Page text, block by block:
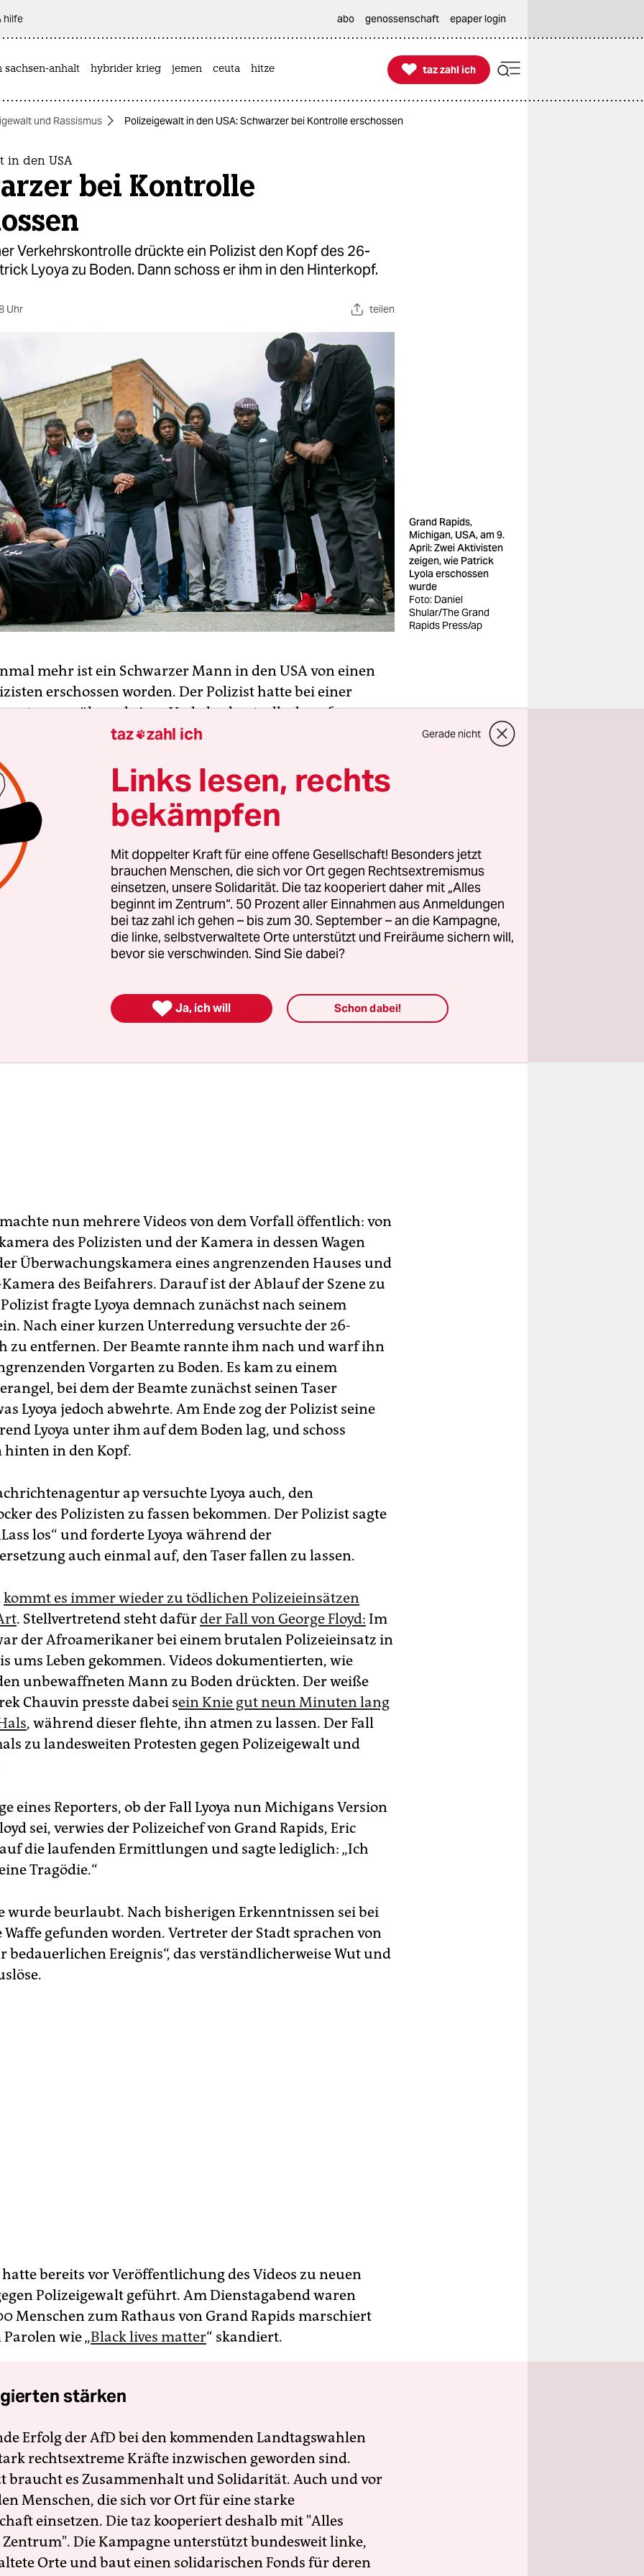
hilfe abo genossenschaft epaper login
sachsen-anhalt hybrider krieg jemen ceuta hitze 
taz zahl ich
taz zahl ich
und Rassismus Polizeigewalt in den USA: Schwarzer bei Kontrolle erschossen
in den USA
bei Kontrolle
Verkehrskontrolle drückte ein Polizist den Kopf des 26-
Lyoya zu Boden. Dann schoss er ihm in den Hinterkopf.
Uhr teilen
Grand Rapids,
Michigan, USA, am 9.
April: Zwei Aktivisten
zeigen, wie Patrick
Lyola erschossen
wurde
Foto: Daniel
Shular/The Grand
Rapids Press/ap
mehr ist ein Schwarzer Mann in den USA von einen
erschossen worden. Der Polizist hatte bei einer
während einer Verkehrskontrolle den 26-
Lyoya mit dem Gesicht nach unten zu Boden gedrückt
in den Hinterkopf geschossen. Das geht aus vier Videos
Zwischenfall in der vergangenen Woche hervor, die
Mittwoch veröffentlichte.
4. April erschossen worden, nachdem ihn ein Polizist in
im US-Bundesstaat Michigan angehalten hatte. Grund
Polizei, dass sein Nummernschild nicht zu seinem Auto
der Videos, das die Polizei veröffentlichte, wurde von
aufgenommen, die mit Lyoya im Auto saß.
nun mehrere Videos von dem Vorfall öffentlich: von
des Polizisten und der Kamera in dessen Wagen
Überwachungskamera eines angrenzenden Hauses und
des Beifahrers. Darauf ist der Ablauf der Szene zu
fragte Lyoya demnach zunächst nach seinem
Nach einer kurzen Unterredung versuchte der 26-
zu entfernen. Der Beamte rannte ihm nach und warf ihn
Vorgarten zu Boden. Es kam zu einem
bei dem der Beamte zunächst seinen Taser
Lyoya jedoch abwehrte. Am Ende zog der Polizist seine
Lyoya unter ihm auf dem Boden lag, und schoss
hinten in den Kopf.
ap versuchte Lyoya auch, den
des Polizisten zu fassen bekommen. Der Polizist sagte
los“ und forderte Lyoya während der
auch einmal auf, den Taser fallen zu lassen.
kommt es immer wieder zu tödlichen Polizeieinsätzen
. Stellvertretend steht dafürder Fall von George Floyd: Im
der Afroamerikaner bei einem brutalen Polizeieinsatz in
ums Leben gekommen. Videos dokumentierten, wie
unbewaffneten Mann zu Boden drückten. Der weiße
Chauvin presste dabei sein Knie gut neun Minuten lang
, während dieser flehte, ihn atmen zu lassen. Der Fall
zu landesweiten Protesten gegen Polizeigewalt und
eines Reporters, ob der Fall Lyoya nun Michigans Version
sei, verwies der Polizeichef von Grand Rapids, Eric
die laufenden Ermittlungen und sagte lediglich: „Ich
Tragödie.“
wurde beurlaubt. Nach bisherigen Erkenntnissen sei bei
Waffe gefunden worden. Vertreter der Stadt sprachen von
bedauerlichen Ereignis“, das verständlicherweise Wut und
bereits vor Veröffentlichung des Videos zu neuen
Polizeigewalt geführt. Am Dienstagabend waren
Menschen zum Rathaus von Grand Rapids marschiert
wie „Black lives matter“ skandiert.
stärken
Erfolg der AfD bei den kommenden Landtagswahlen
rechtsextreme Kräfte inzwischen geworden sind.
braucht es Zusammenhalt und Solidarität. Auch und vor
Menschen, die sich vor Ort für eine starke
einsetzen. Die taz kooperiert deshalb mit "Alles
Die Kampagne unterstützt bundesweit linke,
Orte und baut einen solidarischen Fonds für deren
taz zahl ich Gerade nicht
Links lesen, rechts
bekämpfen
Mit doppelter Kraft für eine offene Gesellschaft! Besonders jetzt
brauchen Menschen, die sich vor Ort gegen Rechtsextremismus
einsetzen, unsere Solidarität. Die taz kooperiert daher mit „Alles
beginnt im Zentrum“. 50 Prozent aller Einnahmen aus Anmeldungen
bei taz zahl ich gehen – bis zum 30. September – an die Kampagne,
die linke, selbstverwaltete Orte unterstützt und Freiräume sichern will,
bevor sie verschwinden. Sind Sie dabei?
 Ja, ich will Schon dabei!